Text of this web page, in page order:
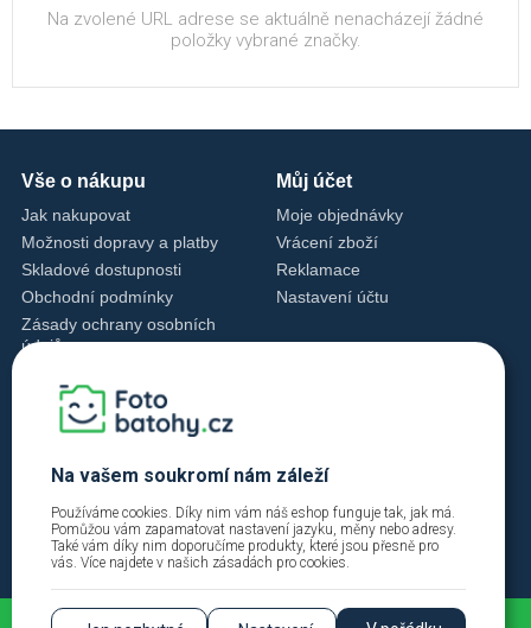
Na zvolené URL adrese se aktuálně nenacházejí žádné
položky vybrané značky.
Vše o nákupu
Jak nakupovat
Možnosti dopravy a platby
Skladové dostupnosti
Obchodní podmínky
Zásady ochrany osobních
údajů
Zásady cookies
Můj účet
Moje objednávky
Vrácení zboží
Reklamace
Nastavení účtu
Kontakty
+420 720 762 432
Po - Pá 9:00 - 18:00
Na vašem soukromí nám záleží
Používáme cookies. Díky nim vám náš eshop funguje tak, jak má.
Pomůžou vám zapamatovat nastavení jazyku, měny nebo adresy.
Také vám díky nim doporučíme produkty, které jsou přesně pro
vás. Více najdete v našich zásadách pro cookies.